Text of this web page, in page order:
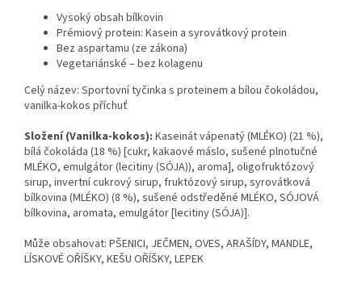
Vysoký obsah bílkovin
Prémiový protein: Kasein a syrovátkový protein
Bez aspartamu (ze zákona)
Vegetariánské – bez kolagenu
Celý název: Sportovní tyčinka s proteinem a bílou čokoládou,
vanilka-kokos příchuť
Složení (Vanilka-kokos): Kaseinát vápenatý (MLÉKO) (21 %),
bílá čokoláda (18 %) [cukr, kakaové máslo, sušené plnotučné
MLÉKO, emulgátor (lecitiny (SÓJA)), aroma], oligofruktózový
sirup, invertní cukrový sirup, fruktózový sirup, syrovátková
bílkovina (MLÉKO) (8 %), sušené odstředěné MLÉKO, SÓJOVÁ
bílkovina, aromata, emulgátor [lecitiny (SÓJA)].
Může obsahovat: PŠENICI, JEČMEN, OVES, ARAŠÍDY, MANDLE,
LÍSKOVÉ OŘÍŠKY, KEŠU OŘÍŠKY, LEPEK